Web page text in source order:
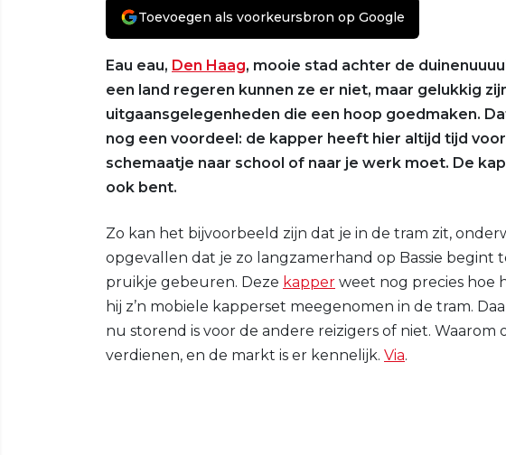
Toevoegen als voorkeursbron op Google
Eau eau, Den Haag, mooie stad achter de
een land regeren kunnen ze er niet, maar gelukkig
uitgaansgelegenheden die een hoop goedmaken.
nog een voordeel: de kapper heeft hier altijd tijd
schemaatje naar school of naar je werk moet. De
ook bent.
Zo kan het bijvoorbeeld zijn dat je in de tram zit,
opgevallen dat je zo langzamerhand op Bassie begint
pruikje gebeuren. Deze kapper weet nog precies hoe
hij z’n mobiele kapperset meegenomen in de tram.
nu storend is voor de andere reizigers of niet.
verdienen, en de markt is er kennelijk. Via.